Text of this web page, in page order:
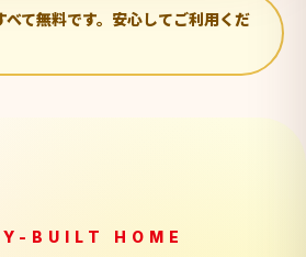
べて無料です。安心してご利用くだ
BUILT HOME